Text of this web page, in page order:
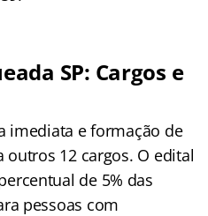
SP: Cargos e
imediata e formação de
outros 12 cargos. O edital
de 5% das
pessoas com